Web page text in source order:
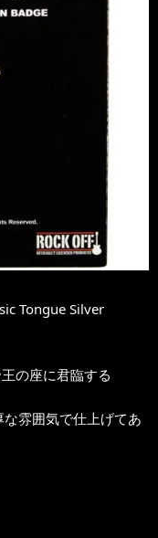
Tongue Silver
の座に君臨する
雰囲気で仕上げてあ